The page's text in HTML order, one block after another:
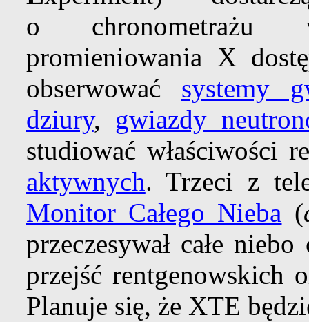
o chronometrażu
promieniowania X
obserwować systemy
dziury, gwiazdy
studiować właściwości
aktywnych. Trzeci z
Monitor Całego Nieba (
przeczesywał całe
przejść rentgenowskich
Planuje się, że XTE